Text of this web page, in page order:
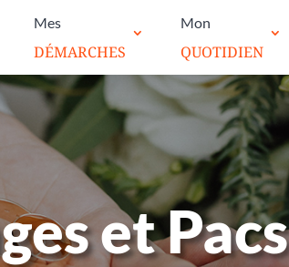
Mes
DÉMARCHES
Mon
QUOTIDIEN
et Pacs